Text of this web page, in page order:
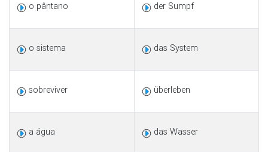
o pântano der Sumpf
o sistema das System
sobreviver überleben
a água das Wasser